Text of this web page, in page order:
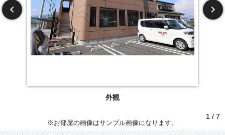
外観
1 / 7
※お部屋の画像はサンプル画像になります。